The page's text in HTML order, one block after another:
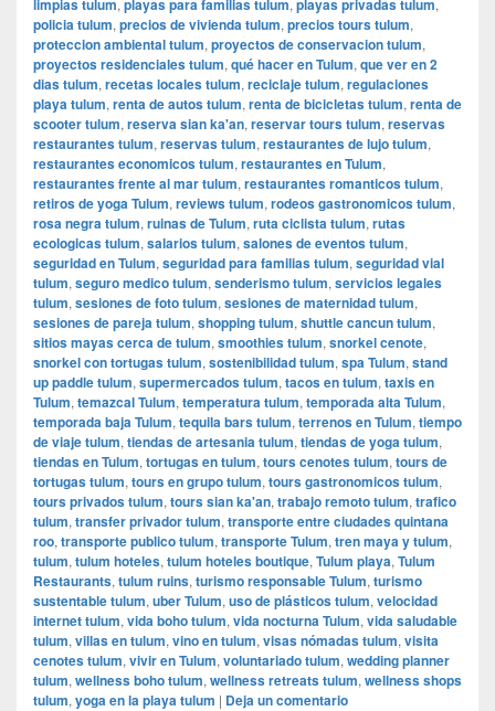
limpias tulum playas para familias tulum playas privadas tulum
policia tulum, precios de vivienda tulum, precios tours tulum,
proteccion ambiental tulum, proyectos de conservacion tulum,
proyectos residenciales tulum, qué hacer en Tulum, que ver en 2
dias tulum, recetas locales tulum, reciclaje tulum, regulaciones
playa tulum, renta de autos tulum, renta de bicicletas tulum, renta de
scooter tulum, reserva sian ka'an, reservar tours tulum, reservas
restaurantes tulum, reservas tulum, restaurantes de lujo tulum,
restaurantes economicos tulum, restaurantes en Tulum,
restaurantes frente al mar tulum, restaurantes romanticos tulum,
retiros de yoga Tulum, reviews tulum, rodeos gastronomicos tulum,
rosa negra tulum, ruinas de Tulum, ruta ciclista tulum, rutas
ecologicas tulum, salarios tulum, salones de eventos tulum,
seguridad en Tulum, seguridad para familias tulum, seguridad vial
tulum, seguro medico tulum, senderismo tulum, servicios legales
tulum, sesiones de foto tulum, sesiones de maternidad tulum,
sesiones de pareja tulum, shopping tulum, shuttle cancun tulum,
sitios mayas cerca de tulum, smoothies tulum, snorkel cenote,
snorkel con tortugas tulum, sostenibilidad tulum, spa Tulum, stand
up paddle tulum, supermercados tulum, tacos en tulum, taxis en
Tulum, temazcal Tulum, temperatura tulum, temporada alta Tulum,
temporada baja Tulum, tequila bars tulum, terrenos en Tulum, tiempo
de viaje tulum, tiendas de artesania tulum, tiendas de yoga tulum,
tiendas en Tulum, tortugas en tulum, tours cenotes tulum, tours de
tortugas tulum, tours en grupo tulum, tours gastronomicos tulum,
tours privados tulum, tours sian ka'an, trabajo remoto tulum, trafico
tulum, transfer privador tulum, transporte entre ciudades quintana
roo, transporte publico tulum, transporte Tulum, tren maya y tulum,
tulum, tulum hoteles, tulum hoteles boutique, Tulum playa, Tulum
Restaurants, tulum ruins, turismo responsable Tulum, turismo
sustentable tulum, uber Tulum, uso de plásticos tulum, velocidad
internet tulum, vida boho tulum, vida nocturna Tulum, vida saludable
tulum, villas en tulum, vino en tulum, visas nómadas tulum, visita
cenotes tulum, vivir en Tulum, voluntariado tulum, wedding planner
tulum, wellness boho tulum, wellness retreats tulum, wellness shops
tulum, yoga en la playa tulum | Deja un comentario